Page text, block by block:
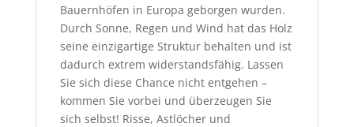
Bauernhöfen in Europa geborgen wurden.
Durch Sonne, Regen und Wind hat das Holz
seine einzigartige Struktur behalten und ist
dadurch extrem widerstandsfähig. Lassen
Sie sich diese Chance nicht entgehen –
kommen Sie vorbei und überzeugen Sie
sich selbst! Risse, Astlöcher und